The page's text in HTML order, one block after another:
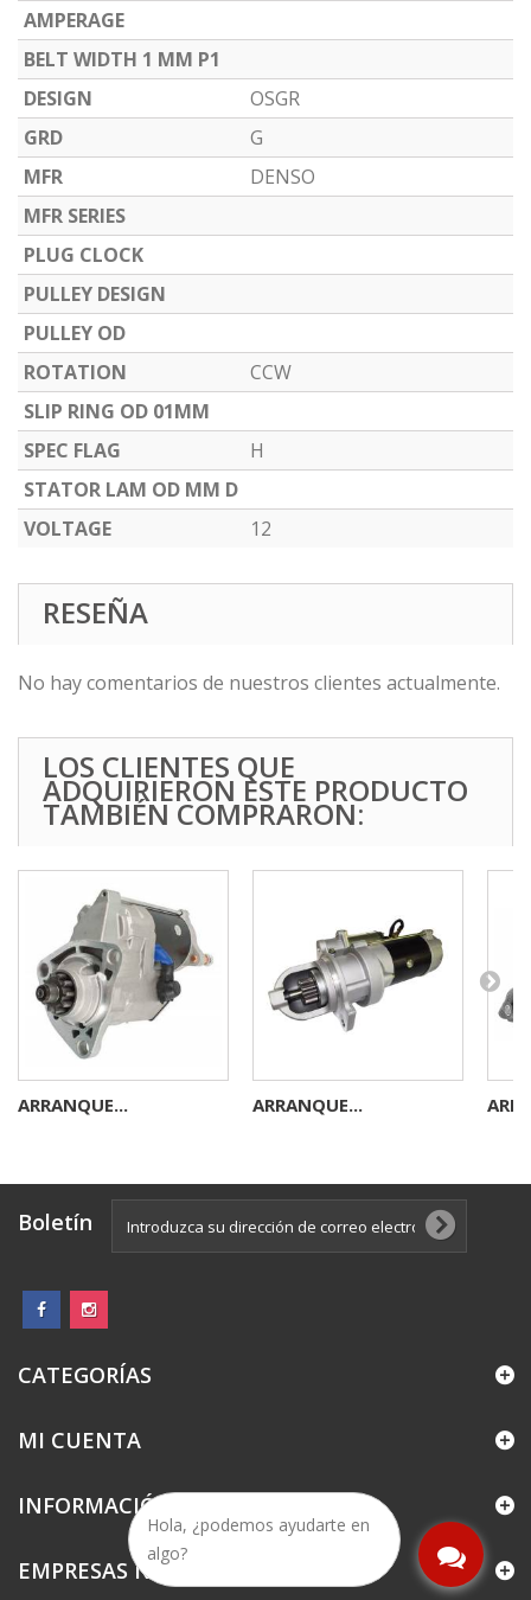
Hola, ¿podemos ayudarte en
algo?
AMPERAGE
BELT WIDTH 1 MM P1
DESIGN
OSGR
GRD
G
MFR
DENSO
MFR SERIES
PLUG CLOCK
PULLEY DESIGN
PULLEY OD
ROTATION
CCW
SLIP RING OD 01MM
SPEC FLAG
H
STATOR LAM OD MM D
VOLTAGE
12
RESEÑA
No hay comentarios de nuestros clientes actualmente.
LOS CLIENTES QUE
ADQUIRIERON ESTE PRODUCTO
TAMBIÉN COMPRARON:
ARRANQUE... ARRANQUE...
Boletín
CATEGORÍAS
MI CUENTA
INFORMACIÓN
EMPRESAS NOFFRA